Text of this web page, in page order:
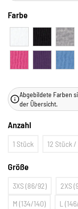
Farbe
Abgebildete Farben
der Übersicht.
Anzahl
1 Stück 12 Stück /
Größe
3XS (86/92) 2XS
M (134/140)
L